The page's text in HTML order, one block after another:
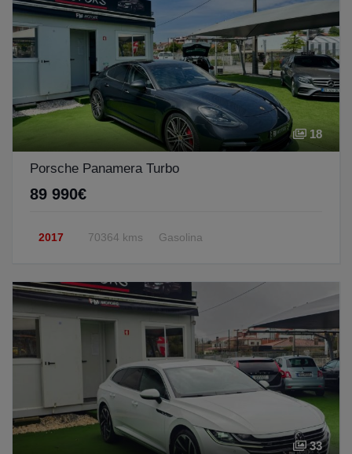
18
Porsche Panamera Turbo
89 990€
2017 70364 kms Gasolina
33